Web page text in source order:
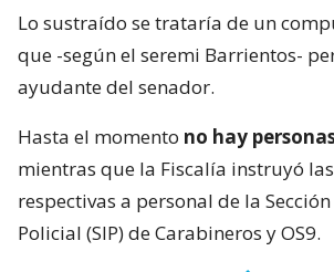
Lo sustraído se trataría de un
que -según el seremi Barrientos-
ayudante del senador.
Hasta el momento no hay
mientras que la Fiscalía instruyó
respectivas a personal de la
Policial (SIP) de Carabineros y OS9.